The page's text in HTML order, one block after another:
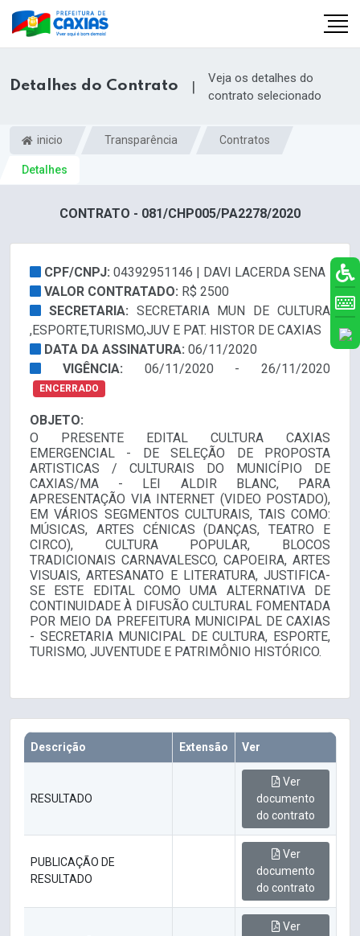
Detalhes do Contrato |
Veja os detalhes do
contrato selecionado
inicio Transparência Contratos
Detalhes
CONTRATO - 081/CHP005/PA2278/2020
CPF/CNPJ: 04392951146 | DAVI LACERDA SENA
VALOR CONTRATADO: R$ 2500
SECRETARIA: SECRETARIA MUN DE CULTURA
,ESPORTE,TURISMO,JUV E PAT. HISTOR DE CAXIAS
DATA DA ASSINATURA: 06/11/2020
VIGÊNCIA: 06/11/2020 - 26/11/2020
ENCERRADO
OBJETO:
O PRESENTE EDITAL CULTURA CAXIAS
EMERGENCIAL - DE SELEÇÃO DE PROPOSTA
ARTISTICAS / CULTURAIS DO MUNICÍPIO DE
CAXIAS/MA - LEI ALDIR BLANC, PARA
APRESENTAÇÃO VIA INTERNET (VIDEO POSTADO),
EM VÁRIOS SEGMENTOS CULTURAIS, TAIS COMO:
MÚSICAS, ARTES CÉNICAS (DANÇAS, TEATRO E
CIRCO), CULTURA POPULAR, BLOCOS
TRADICIONAIS CARNAVALESCO, CAPOEIRA, ARTES
VISUAIS, ARTESANATO E LITERATURA, JUSTIFICA-
SE ESTE EDITAL COMO UMA ALTERNATIVA DE
CONTINUIDADE À DIFUSÃO CULTURAL FOMENTADA
POR MEIO DA PREFEITURA MUNICIPAL DE CAXIAS
- SECRETARIA MUNICIPAL DE CULTURA, ESPORTE,
TURISMO, JUVENTUDE E PATRIMÔNIO HISTÓRICO.
Descrição Extensão Ver
RESULTADO
Ver
documento
do contrato
PUBLICAÇÃO DE
RESULTADO
Ver
documento
do contrato
Ver